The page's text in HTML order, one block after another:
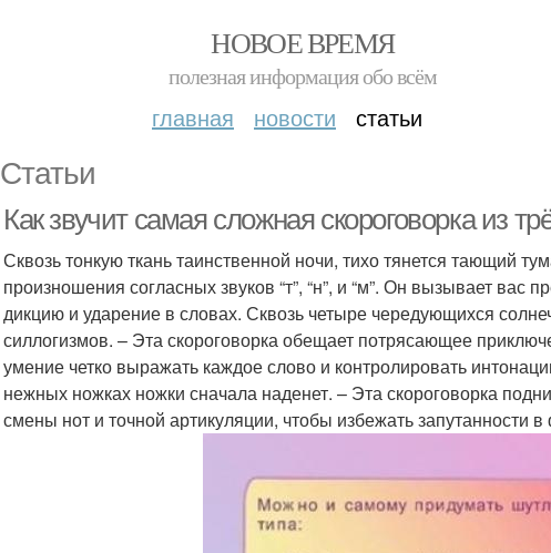
НОВОЕ ВРЕМЯ
полезная информация обо всём
главная новости статьи
Статьи
Как звучит самая сложная скороговорка из
Сквозь тонкую ткань таинственной ночи, тихо тянется тающий
произношения согласных звуков “т”, “н”, и “м”. Он вызывает вас
дикцию и ударение в словах. Сквозь четыре чередующихся
силлогизмов. – Эта скороговорка обещает потрясающее
умение четко выражать каждое слово и контролировать
нежных ножках ножки сначала наденет. – Эта скороговорка
смены нот и точной артикуляции, чтобы избежать запутанности в